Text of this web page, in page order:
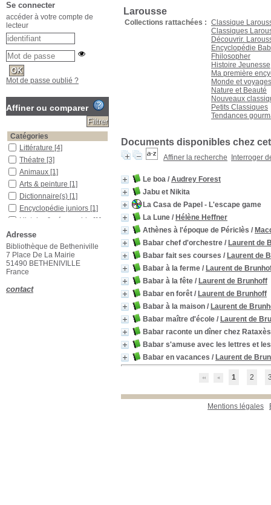
Larousse
Collections rattachées : Classique
Classiques
Découvrir.
Encyclopédie
Fhilosopher
Histoire Jeunesse
Ma première
Monde et voyages
Nature et Beauté
Nouveaux
Petits Classiques
Tendances
Documents disponibles chez
Affiner la recherche Interroger
Le boa / Audrey Forest
Jabu et Nikita
La Casa de Papel - L'escape game
La Lune / Hélène Heffner
Athènes à l'époque de Périclès /
Babar chef d'orchestre / Laurent de
Babar fait ses courses / Laurent de
Babar à la ferme / Laurent de
Babar à la fête / Laurent de Brunhoff
Babar en forêt / Laurent de Brunhoff
Babar à la maison / Laurent de
Babar maître d'école / Laurent de
Babar raconte un dîner chez Rataxès
Babar s'amuse avec les lettres et
Babar en vacances / Laurent de
1 2
Mentions légales
Se connecter
accéder à votre compte de
lecteur
Mot de passe oublié ?
Affiner ou comparer
Catégories
Littérature [4]
Théatre [3]
Animaux [1]
Arts & peinture [1]
Dictionnaire(s) [1]
Encyclopédie juniors [1]
Histoire & géographie [1]
Loisirs
Romans [1]
Localisation
Bibliothèque principale
Section
Adresse
Bibliothèque de Betheniville
7 Place De La Mairie
51490 BETHENIVILLE
France
contact